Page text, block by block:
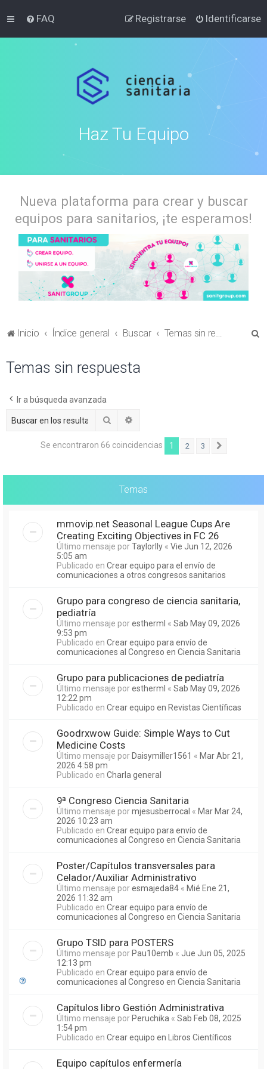
FAQ Identificarse
Registrarse
Haz Tu Equipo
Nueva plataforma para crear y buscar
equipos para sanitarios, ¡te esperamos!
Inicio Índice general Buscar Temas sin respuesta
Temas sin respuesta
Ir a búsqueda avanzada
Buscar
Se encontraron 66 coincidencias 1 2 3
Temas
mmovip.net Seasonal League Cups Are
Creating Exciting Objectives in FC 26
Último mensaje porTaylorlly « Vie Jun 12, 2026
5:05 am
Publicado en Crear equipo para el envío de
comunicaciones a otros congresos sanitarios
Grupo para congreso de ciencia sanitaria,
pediatría
Último mensaje porestherml « Sab May 09, 2026
9:53 pm
Publicado en Crear equipo para envío de
comunicaciones al Congreso en Ciencia Sanitaria
Grupo para publicaciones de pediatría
Último mensaje porestherml « Sab May 09, 2026
12:22 pm
Publicado en Crear equipo en Revistas Científicas
Goodrxwow Guide: Simple Ways to Cut
Medicine Costs
Último mensaje por Daisymiller1561 « Mar Abr 21,
2026 4:58 pm
Publicado en Charla general
9ª Congreso Ciencia Sanitaria
Último mensaje pormjesusberrocal « Mar Mar 24,
2026 10:23 am
Publicado en Crear equipo para envío de
comunicaciones al Congreso en Ciencia Sanitaria
Poster/Capítulos transversales para
Celador/Auxiliar Administrativo
Último mensaje poresmajeda84 « Mié Ene 21,
2026 11:32 am
Publicado en Crear equipo para envío de
comunicaciones al Congreso en Ciencia Sanitaria
Grupo TSID para POSTERS
Último mensaje por Pau10emb « Jue Jun 05, 2025
12:13 pm
Publicado en Crear equipo para envío de
comunicaciones al Congreso en Ciencia Sanitaria
Capítulos libro Gestión Administrativa
Último mensaje por Peruchika « Sab Feb 08, 2025
1:54 pm
Publicado en Crear equipo en Libros Científicos
Equipo capítulos enfermería